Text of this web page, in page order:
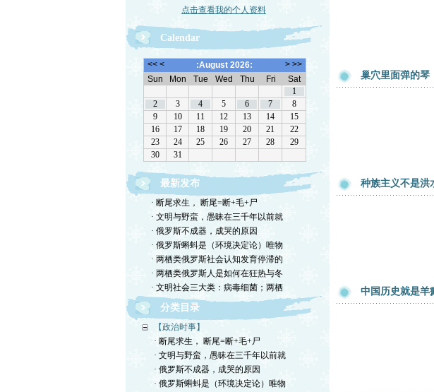
点击查看我的个人资料
Calendar
最新发布
· 断尾求生， 断尾=断+毛+尸
· 文明与野蛮，愚昧在三千年以前就
· 俄罗斯不成器，成哭的原因
· 俄罗斯蝌蚪是（环境决定论）唯物
· 两栖类俄罗斯社会认知发育停滞的
· 两栖类俄罗斯人是如何在狂热与冬
· 文明社会三大类：病毒细菌；两栖
分类目录
【政治时事】
· 断尾求生， 断尾=断+毛+尸
· 文明与野蛮，愚昧在三千年以前就
· 俄罗斯不成器，成哭的原因
· 俄罗斯蝌蚪是（环境决定论）唯物
巢穴里面弹的琴
种族主义不是洪
中国历史就是羊